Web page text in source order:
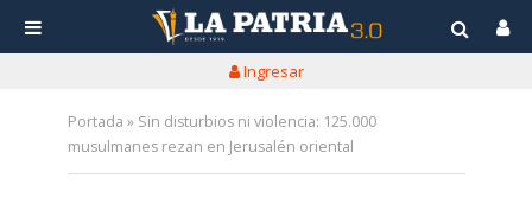
Ingresar
Portada » Sin disturbios ni violencia: 125.000
musulmanes rezan en Jerusalén oriental